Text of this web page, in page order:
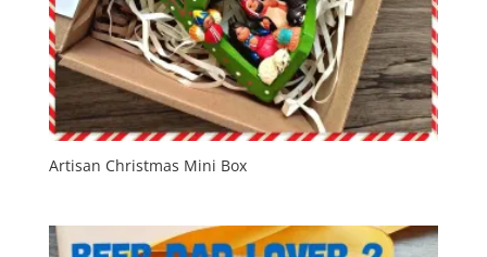
Artisan Christmas Mini Box